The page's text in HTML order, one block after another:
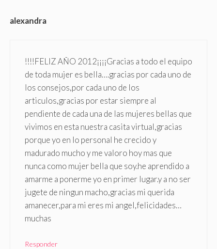
alexandra
!!!!FELIZ AÑO 2012¡¡¡¡Gracias a todo el equipo
de toda mujer es bella….gracias por cada uno de
los consejos,por cada uno de los
articulos,gracias por estar siempre al
pendiente de cada una de las mujeres bellas que
vivimos en esta nuestra casita virtual,gracias
porque yo en lo personal he crecido y
madurado mucho y me valoro hoy mas que
nunca como mujer bella que soy.he aprendido a
amarme a ponerme yo en primer lugar.y a no ser
jugete de ningun macho,gracias mi querida
amanecer,para mi eres mi angel,felicidades…
muchas
Responder